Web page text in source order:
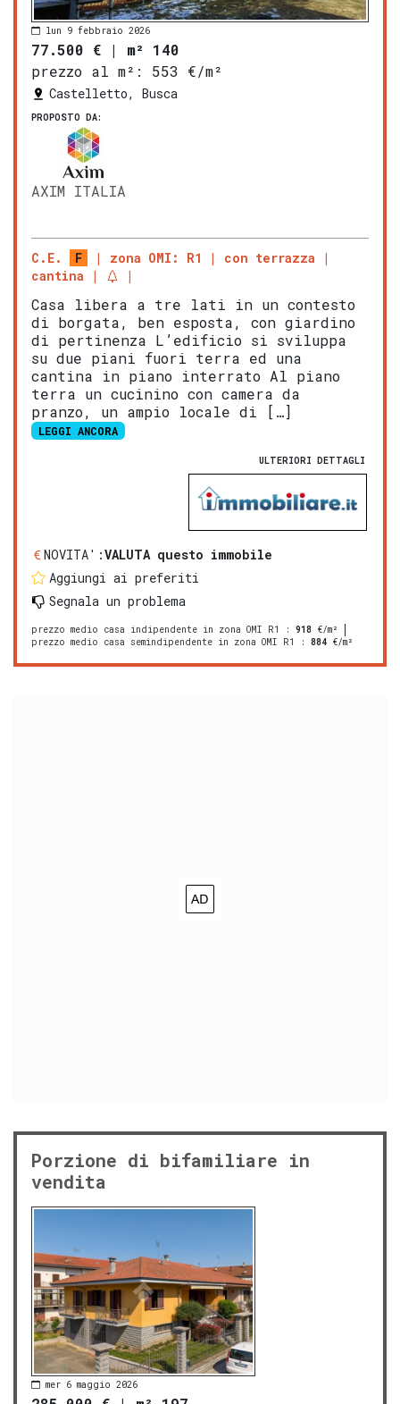
lun 9 febbraio 2026
77.500 € | m² 140
prezzo al m²:
553 €/m²
Castelletto, Busca
PROPOSTO DA:
AXIM ITALIA
C.E. F zona OMI: R1
con terrazza
cantina
Casa libera a tre lati in un contesto
di borgata, ben esposta, con giardino
di pertinenza L’edificio si sviluppa
su due piani fuori terra ed una
cantina in piano interrato Al piano
terra un cucinino con camera da
pranzo, un ampio locale di […]
LEGGI ANCORA
ULTERIORI DETTAGLI
NOVITA':VALUTA questo immobile
Aggiungi ai preferiti
Segnala un problema
prezzo medio casa indipendente in zona OMI R1 : 918 €/m²
prezzo medio casa semindipendente in zona OMI R1
: 884 €/m²
Porzione di bifamiliare in
vendita
mer 6 maggio 2026